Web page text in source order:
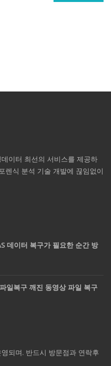
이터 최선의 서비스를 제공하
렌식 분석 기술 개발에 끊임없이
데이터 복구가 필요한 순간 방
일복구 깨진 동영상 파일 복구
되며. 반드시 방문점과 연락후